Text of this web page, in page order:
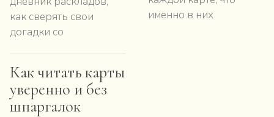
как сверять свои
догадки со
именно в них
Как читать карты
уверенно и без
шпаргалок